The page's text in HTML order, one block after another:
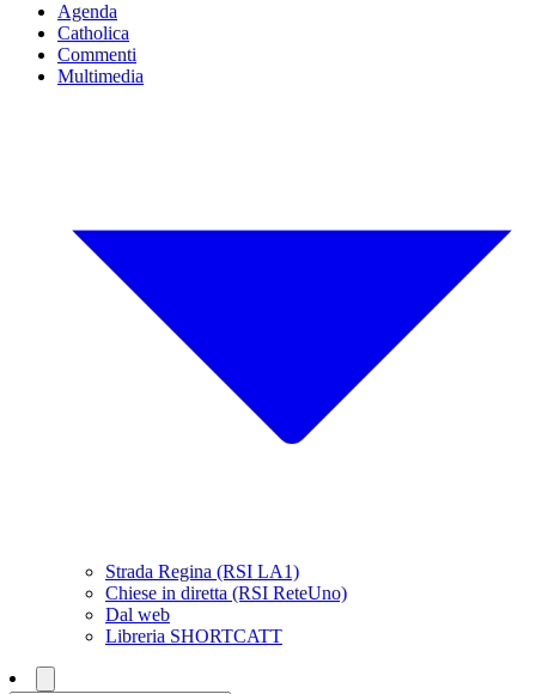
Agenda
Catholica
Commenti
Multimedia
Strada Regina (RSI LA1)
Chiese in diretta (RSI ReteUno)
Dal web
Libreria SHORTCATT